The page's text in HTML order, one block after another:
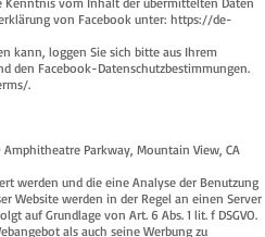
von Facebook unter: https://de-
kann, loggen Sie sich bitte aus Ihrem
den Facebook-Datenschutzbestimmungen.
.
Parkway, Mountain View, CA
werden und die eine Analyse der Benutzung
Website werden in der Regel an einen Server
auf Grundlage von Art. 6 Abs. 1 lit. f DSGVO.
als auch seine Werbung zu